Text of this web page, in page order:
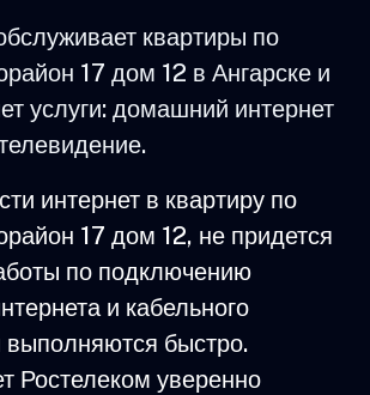
квартиры по
17 дом 12 в Ангарске и
услуги: домашний интернет
интернет в квартиру по
17 дом 12, не придется
по подключению
и кабельного
выполняются быстро.
Ростелеком уверенно